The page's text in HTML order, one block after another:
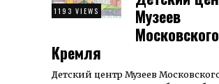
1193 VIEWS
Музеев
Московского
Кремля
Детский центр Музеев